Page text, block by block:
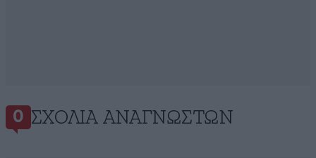
0 ΣΧΌΛΙΑ ΑΝΑΓΝΩΣΤΏΝ